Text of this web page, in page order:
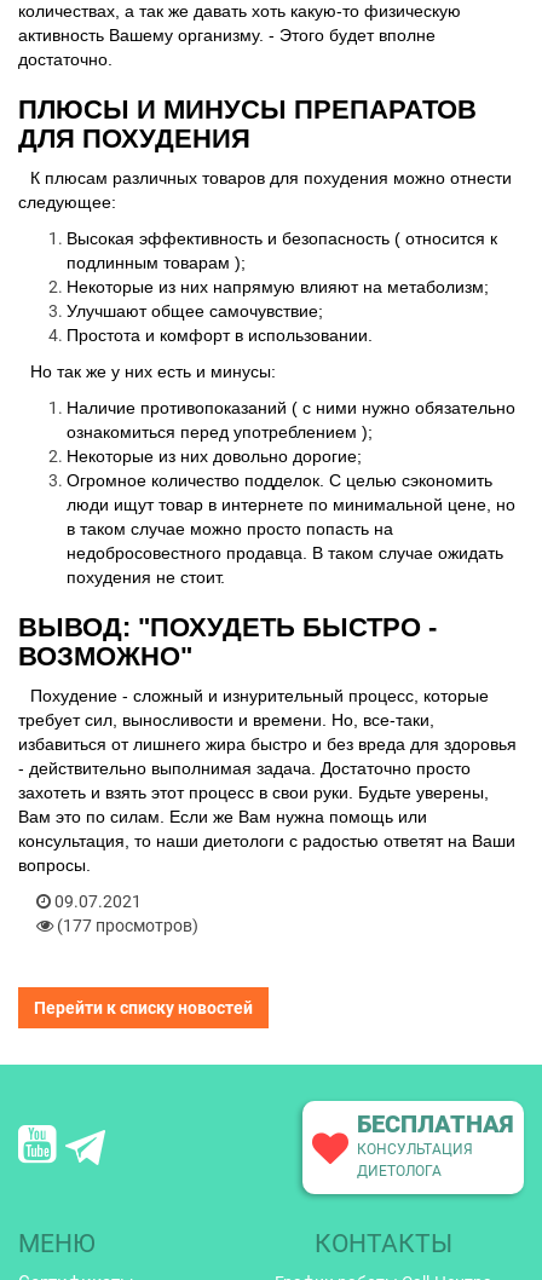
количествах, а так же давать хоть какую-то физическую
активность Вашему организму. - Этого будет вполне
достаточно.
ПЛЮСЫ И МИНУСЫ ПРЕПАРАТОВ
ДЛЯ ПОХУДЕНИЯ
К плюсам различных товаров для похудения можно отнести
следующее:
Высокая эффективность и безопасность ( относится к
подлинным товарам );
Некоторые из них напрямую влияют на метаболизм;
Улучшают общее самочувствие;
Простота и комфорт в использовании.
Но так же у них есть и минусы:
Наличие противопоказаний ( с ними нужно обязательно
ознакомиться перед употреблением );
Некоторые из них довольно дорогие;
Огромное количество подделок. С целью сэкономить
люди ищут товар в интернете по минимальной цене, но
в таком случае можно просто попасть на
недобросовестного продавца. В таком случае ожидать
похудения не стоит.
ВЫВОД: "ПОХУДЕТЬ БЫСТРО -
ВОЗМОЖНО"
Похудение - сложный и изнурительный процесс, которые
требует сил, выносливости и времени. Но, все-таки,
избавиться от лишнего жира быстро и без вреда для здоровья
- действительно выполнимая задача. Достаточно просто
захотеть и взять этот процесс в свои руки. Будьте уверены,
Вам это по силам. Если же Вам нужна помощь или
консультация, то наши диетологи с радостью ответят на Ваши
вопросы.
09.07.2021
(177 просмотров)
Перейти к списку новостей
БЕСПЛАТНАЯ
КОНСУЛЬТАЦИЯ
ДИЕТОЛОГА
МЕНЮ КОНТАКТЫ